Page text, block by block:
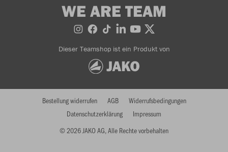
WE ARE TEAM
Dieser Teamshop ist ein Produkt von
© 2026 JAKO AG, Alle Rechte vorbehalten
Bestellung widerrufen AGB
Widerrufsbedingungen
Datenschutzerklärung
Impressum